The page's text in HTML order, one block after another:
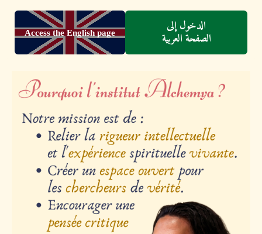
Access the English page الدخول إلى
الصفحة العربية